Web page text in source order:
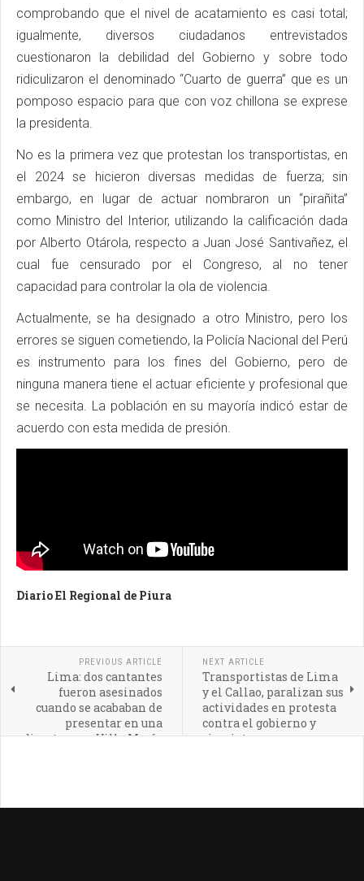
comprobando que el nivel de acatamiento es casi total;
igualmente, diversos ciudadanos entrevistados
cuestionaron la debilidad del Gobierno y sobre todo
ridiculizaron el denominado “Cuarto de guerra” que es un
pomposo espacio para que con voz chillona se exprese
la presidenta.
No es la primera vez que protestan los transportistas, en
el 2024 se hicieron diversas medidas de fuerza; sin
embargo, en lugar de actuar nombraron un “pirañita”
como Ministro del Interior, utilizando la calificación dada
por Alberto Otárola, respecto a Juan José Santivañez, el
cual fue censurado por el Congreso, al no tener
capacidad para controlar la ola de violencia.
Actualmente, se ha designado a otro Ministro, pero los
errores se siguen cometiendo, la Policía Nacional del Perú
es instrumento para los fines del Gobierno, pero de
ninguna manera tiene el actuar eficiente y profesional que
se necesita. La población en su mayoría indicó estar de
acuerdo con esta medida de presión.
Diario El Regional de Piura
PREVIOUS ARTICLE
Lima: dos cantantes
fueron asesinados
cuando se acababan de
presentar en una
discoteca en Villa María
NEXT ARTICLE
Transportistas de Lima
y el Callao, paralizan sus
actividades en protesta
contra el gobierno y
sicariato